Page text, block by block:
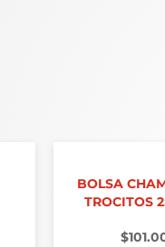
BOLSA
TROCITOS
$